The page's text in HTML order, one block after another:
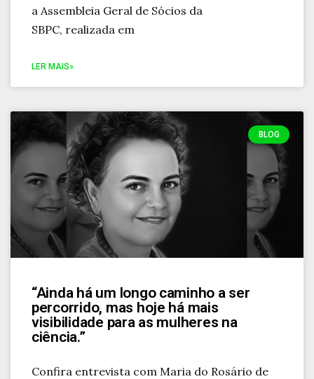
a Assembleia Geral de Sócios da
SBPC, realizada em
LER MAIS»
BLOG
“Ainda há um longo caminho a ser
percorrido, mas hoje há mais
visibilidade para as mulheres na
ciência.”
Confira entrevista com Maria do Rosário de